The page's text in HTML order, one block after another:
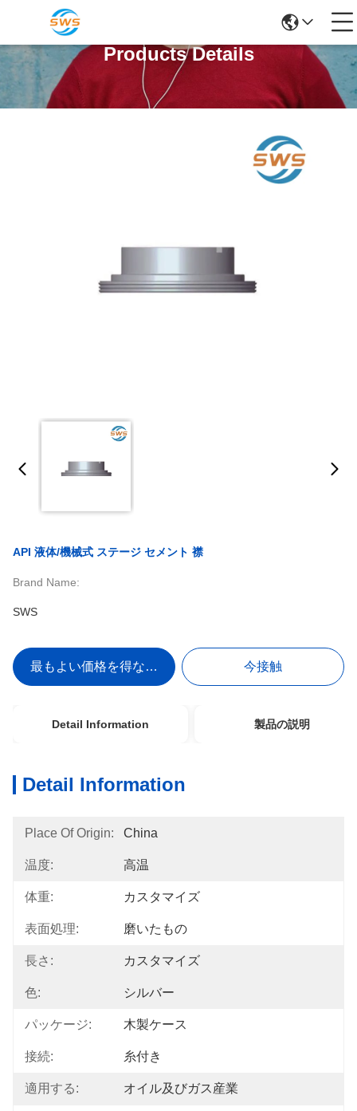
Products Details
API 液体/機械式 ステージ セメント 襟
Brand Name:
SWS
最もよい価格を得なさい 今接触
Detail Information 製品の説明
Detail Information
Place Of Origin: China
温度: 高温
体重: カスタマイズ
表面処理: 磨いたもの
長さ: カスタマイズ
色: シルバー
パッケージ: 木製ケース
接続: 糸付き
適用する: オイル及びガス産業